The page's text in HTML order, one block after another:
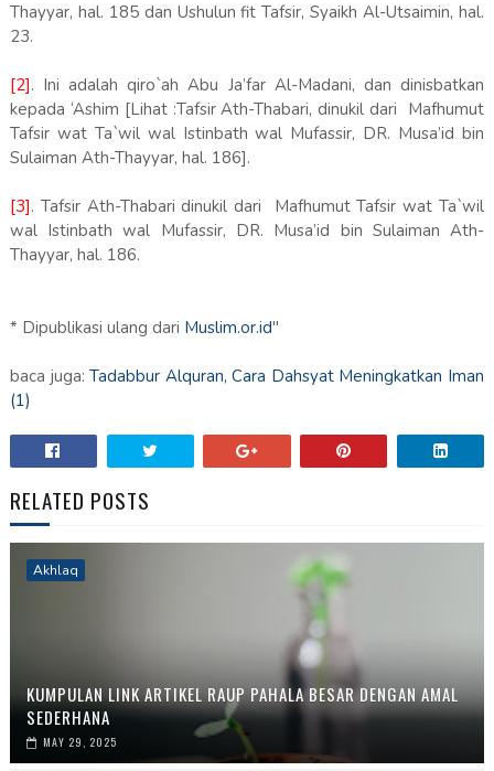
Thayyar, hal. 185 dan Ushulun fit Tafsir, Syaikh Al-Utsaimin, hal.
23.
[2]. Ini adalah qiro`ah Abu Ja’far Al-Madani, dan dinisbatkan
kepada ‘Ashim [Lihat :Tafsir Ath-Thabari, dinukil dari Mafhumut
Tafsir wat Ta`wil wal Istinbath wal Mufassir, DR. Musa’id bin
Sulaiman Ath-Thayyar, hal. 186].
[3]. Tafsir Ath-Thabari dinukil dari Mafhumut Tafsir wat Ta`wil
wal Istinbath wal Mufassir, DR. Musa’id bin Sulaiman Ath-
Thayyar, hal. 186.
* Dipublikasi ulang dari Muslim.or.id"
baca juga:Tadabbur Alquran, Cara Dahsyat Meningkatkan Iman
(1)
RELATED POSTS
Akhlaq
KUMPULAN LINK ARTIKEL RAUP PAHALA BESAR DENGAN AMAL
SEDERHANA
MAY 29, 2025